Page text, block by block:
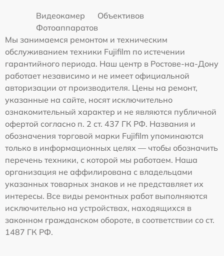
Видеокамер
Объективов
Фотоаппаратов
Мы занимаемся ремонтом и техническим
обслуживанием техники Fujifilm по истечении
гарантийного периода. Наш центр в Ростове-на-Дону
работает независимо и не имеет официальной
авторизации от производителя. Цены на ремонт,
указанные на сайте, носят исключительно
ознакомительный характер и не являются публичной
офертой согласно п. 2 ст. 437 ГК РФ. Названия и
обозначения торговой марки Fujifilm упоминаются
только в информационных целях — чтобы обозначить
перечень техники, с которой мы работаем. Наша
организация не аффилирована с владельцами
указанных товарных знаков и не представляет их
интересы. Все виды ремонтных работ выполняются
исключительно на устройствах, находящихся в
законном гражданском обороте, в соответствии со ст.
1487 ГК РФ.